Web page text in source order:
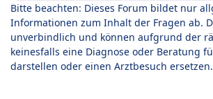
Bitte beachten: Dieses Forum bildet nur
Informationen zum Inhalt der Fragen ab.
unverbindlich und können aufgrund der
keinesfalls eine Diagnose oder Beratung
darstellen oder einen Arztbesuch ersetzen.